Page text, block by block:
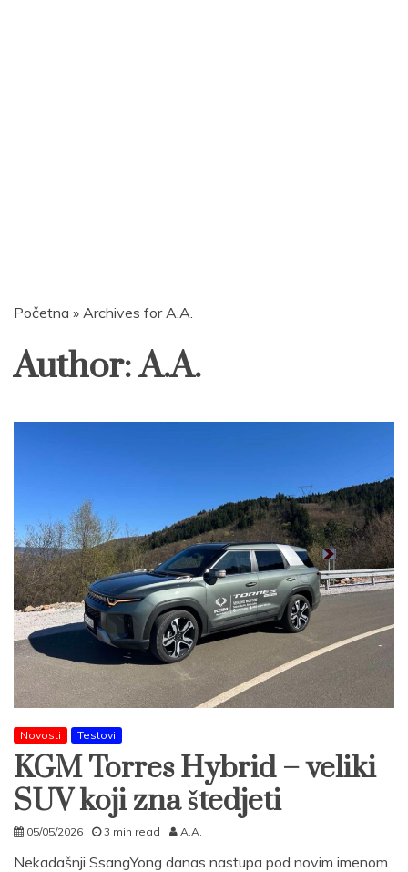
Početna » Archives for A.A.
Author:A.A.
Novosti Testovi
KGM Torres Hybrid – veliki
SUV koji zna štedjeti
05/05/2026 3 min read A.A.
Nekadašnji SsangYong danas nastupa pod novim imenom